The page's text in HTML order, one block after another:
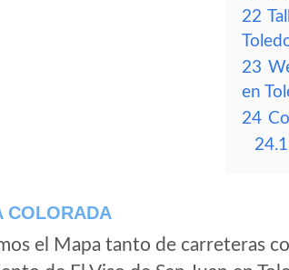
22
23
en
24
24.1
COLORADA
el Mapa tanto de carreteras